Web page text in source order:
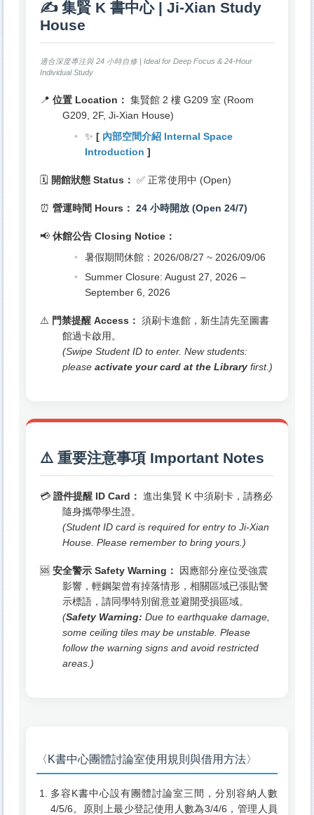
✍️ 集賢 K 書中心 | Ji-Xian Study
House
適合深度專注與 24 小時自修 | Ideal for Deep Focus & 24-Hour
Individual Study
📍 位置 Location： 集賢館 2 樓 G209 室 (Room
G209, 2F, Ji-Xian House)
✨ [ 內部空間介紹 Internal Space
Introduction ]
🗓️ 開館狀態 Status： ✅ 正常使用中 (Open)
⏰ 營運時間 Hours： 24 小時開放 (Open 24/7)
📢 休館公告 Closing Notice：
暑假期間休館：2026/08/27 ~ 2026/09/06
Summer Closure: August 27, 2026 –
September 6, 2026
⚠️ 門禁提醒 Access： 須刷卡進館，新生請先至圖書
館過卡啟用。
(Swipe Student ID to enter. New students:
please activate your card at the Library first.)
⚠️ 重要注意事項 Important Notes
💳 證件提醒 ID Card： 進出集賢 K 中須刷卡，請務必
隨身攜帶學生證。
(Student ID card is required for entry to Ji-Xian
House. Please remember to bring yours.)
🆘 安全警示 Safety Warning：
因應部分座位受強震
影響，輕鋼架曾有掉落情形，相關區域已張貼警
示標語，請同學特別留意並避開受損區域。
(Safety Warning: Due to earthquake damage,
some ceiling tiles may be unstable. Please
follow the warning signs and avoid restricted
areas.)
〈K書中心團體討論室使用規則與借用方法〉
多容K書中心設有團體討論室三間，分別容納人數
4/5/6。原則上最少登記使用人數為3/4/6，管理人員